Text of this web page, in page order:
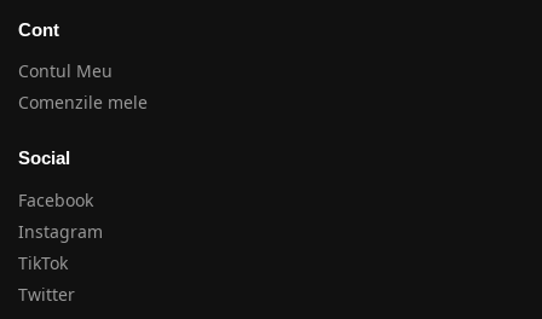
Cont
Contul Meu
Comenzile mele
Social
Facebook
Instagram
TikTok
Twitter